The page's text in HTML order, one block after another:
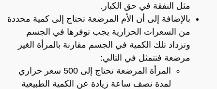
مثل النفقة في حق الكبار.
بالإضافة إلى أن الأم المرضعة تحتاج إلى كمية محددة
من السعرات الحرارية يجب توفرها في الجسم
وتزداد تلك الكمية في الجسم مقارنة بالمرأة الغير
مرضعة فتتمثل في التالي:
المرأة المرضعة تحتاج إلى 500 سعر حراري
لمدة نصف ساعة زيادة عن الكمية الطبيعية